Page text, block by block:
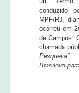
conduzido
MPF/RJ,
ocorreu em
de Campos.
chamada
Pesqueira”,
Brasileiro